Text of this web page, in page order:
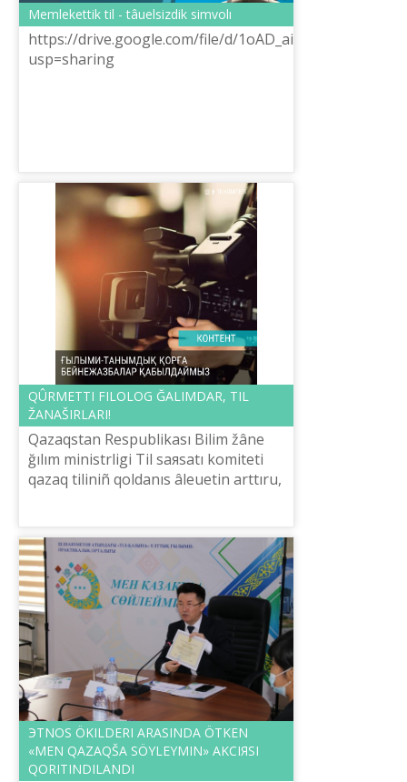
Memlekettіk tіl - tâuelsіzdіk simvolı
https://drive.google.com/file/d/
usp=sharing
QÛRMETTІ FILOLOG ĞALIMDAR, TІL
ŽANAŠIRLARI!
Qazaqstan Respublikası Bіlіm žâne
ğılım ministrlіgі Tіl saяsatı komitetі
qazaq tіlіnіñ qoldanıs âleuetіn arttıru,
ЭTNOS ÖKІLDERІ ARASINDA ÖTKEN
«MEN QAZAQŠA SÖYLEYMІN» AKCIЯSI
QORITINDILANDI